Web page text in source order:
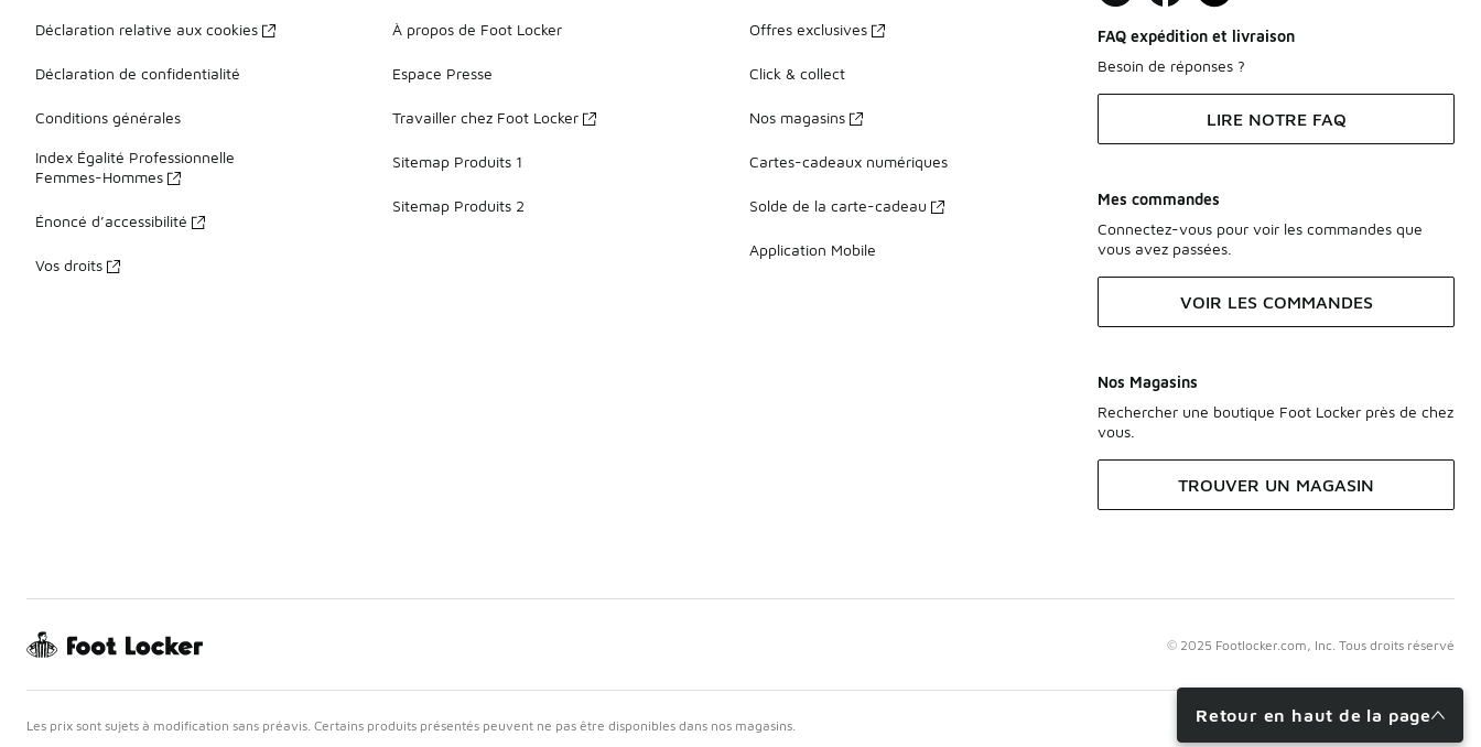
Retour en haut de la page
Déclaration relative aux cookies
Déclaration de confidentialité
Conditions générales
Index Égalité Professionnelle
Femmes-Hommes
Énoncé d’accessibilité
Vos droits
À propos de Foot Locker
Espace Presse
Travailler chez Foot Locker
Sitemap Produits 1
Sitemap Produits 2
Offres exclusives
Click & collect
Nos magasins
Cartes-cadeaux numériques
Solde de la carte-cadeau
Application Mobile
FAQ expédition et livraison
Besoin de réponses ?
LIRE NOTRE FAQ
Mes commandes
Connectez-vous pour voir les commandes que
vous avez passées.
VOIR LES COMMANDES
Nos Magasins
Rechercher une boutique Foot Locker près de chez
vous.
TROUVER UN MAGASIN
© 2025 Footlocker.com, Inc. Tous droits réservé
Les prix sont sujets à modification sans préavis. Certains produits présentés peuvent ne pas être disponibles dans nos magasins.